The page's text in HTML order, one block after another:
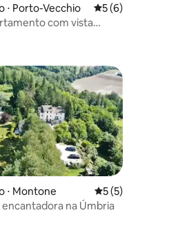
5, 87 avaliações
⋅ Porto-Vecchio 5 de uma
5 (6)
com vista
⋅ Montone 5 de uma
5 (5)
encantadora na Úmbria